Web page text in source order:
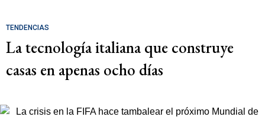
TENDENCIAS
La tecnología italiana que construye
casas en apenas ocho días